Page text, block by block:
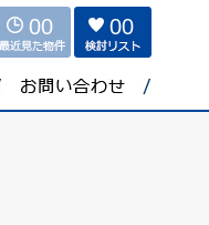
00 00